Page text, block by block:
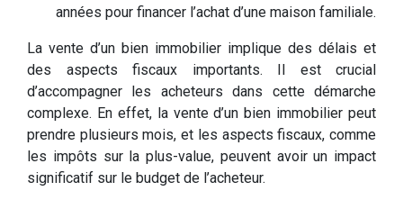
années pour financer l’achat d’une maison familiale.
La vente d’un bien immobilier implique des délais et
des aspects fiscaux importants. Il est crucial
d’accompagner les acheteurs dans cette démarche
complexe. En effet, la vente d’un bien immobilier peut
prendre plusieurs mois, et les aspects fiscaux, comme
les impôts sur la plus-value, peuvent avoir un impact
significatif sur le budget de l’acheteur.